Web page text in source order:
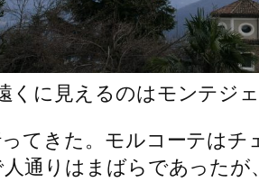
くに見えるのはモンテジ
てきた。モルコーテは
通りはまばらであったが